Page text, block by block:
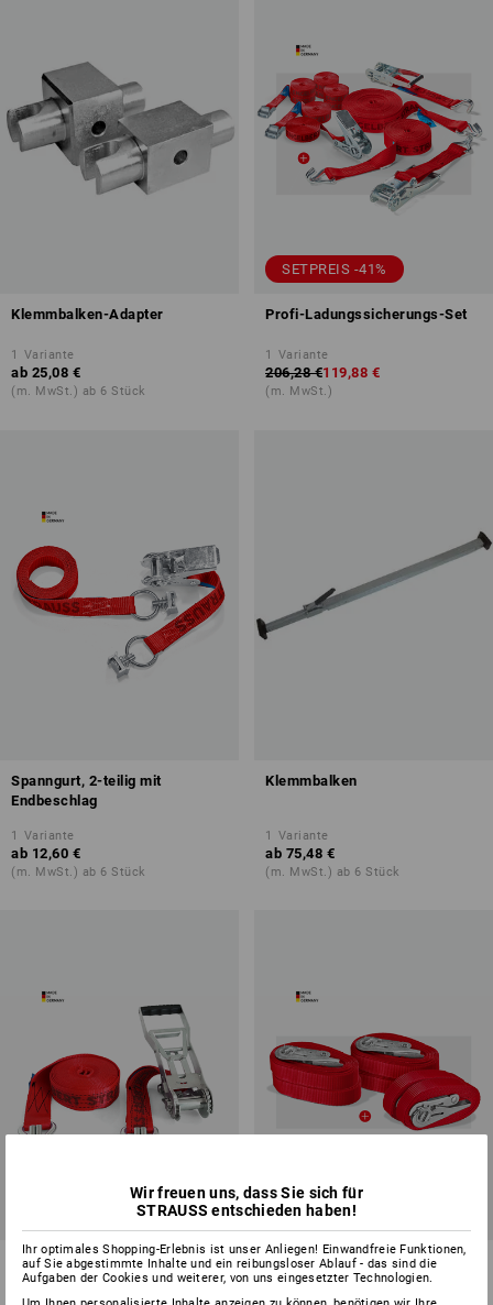
Klemmbalken-Adapter
1 Variante
ab 25,08 €
(m. MwSt.) ab 6 Stück
SETPREIS -41%
Profi-Ladungssicherungs-Set
1 Variante
206,28 €119,88 €
(m. MwSt.)
Spanngurt, 2-teilig mit
Endbeschlag
1 Variante
ab 12,60 €
(m. MwSt.) ab 6 Stück
Klemmbalken
1 Variante
ab 75,48 €
(m. MwSt.) ab 6 Stück
Spanngurte, 2-teilig Langarm-
Ratsche + Haken
Spanngurte, 1-teilig mit
Ratsche/6er Set
Wir freuen uns, dass Sie sich für
STRAUSS entschieden haben!
Ihr optimales Shopping-Erlebnis ist unser Anliegen! Einwandfreie Funktionen,
auf Sie abgestimmte Inhalte und ein reibungsloser Ablauf - das sind die
Aufgaben der Cookies und weiterer, von uns eingesetzter Technologien.